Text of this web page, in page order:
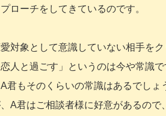
ローチをしてきているのです。
対象として意識していない相手を
人と過ごす」というのは今や常識
君もそのくらいの常識はあるでし
A君はご相談者様に好意があるので